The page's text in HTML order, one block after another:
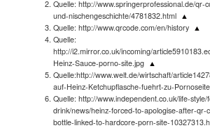
Quelle: http://www.springerprofessional.de/qr-
und-nischengeschichte/4781832.html ▲
Quelle: http://www.qrcode.com/en/history ▲
Quelle:
http://i2.mirror.co.uk/incoming/
Heinz-Sauce-porno-site.jpg ▲
Quelle:http://www.welt.de/wirtschaft/
auf-Heinz-Ketchupflasche-fuehrt-zu-
Quelle: http://www.independent.co.uk/life-style/
drink/news/heinz-forced-to-apologise-after-qr-
bottle-linked-to-hardcore-porn-site-